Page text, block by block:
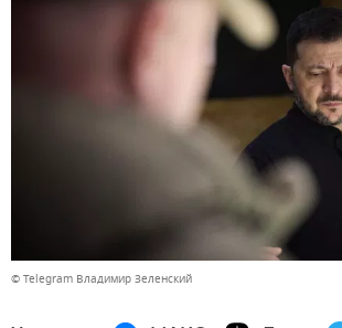
© Telegram Владимир Зеленский